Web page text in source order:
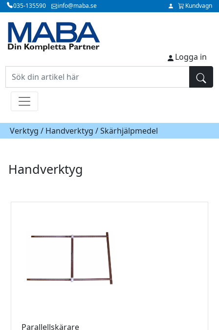
035-135590 info@maba.se Kundvagn
Logga in
Verktyg / Handverktyg / Skärhjälpmedel
Handverktyg
Parallellskärare